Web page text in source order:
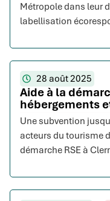
Métropole dans leur
labellisation
28 août 2025
Aide à la
hébergements
Une subvention
acteurs du tourisme
démarche RSE à